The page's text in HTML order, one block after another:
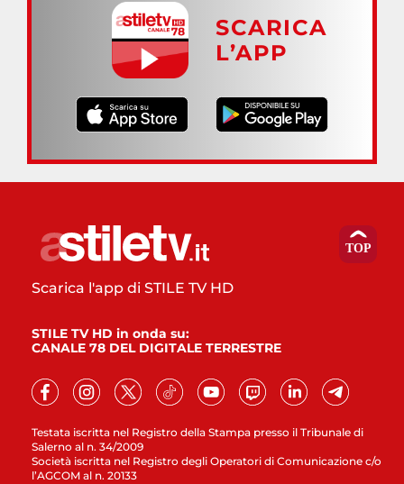
SCARICA
L’APP
Testata iscritta nel Registro della Stampa presso il Tribunale di
Salerno al n. 34/2009
Società iscritta nel Registro degli Operatori di Comunicazione c/o
l’AGCOM al n. 20133
Scarica l'app di STILE TV HD
STILE TV HD in onda su:
CANALE 78 DEL DIGITALE TERRESTRE